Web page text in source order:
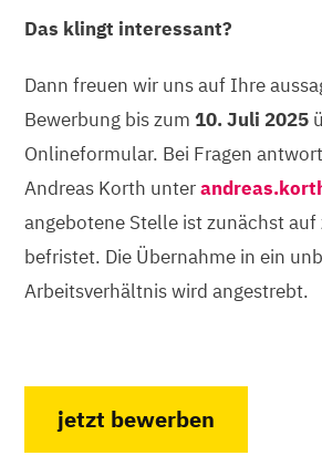
Das klingt interessant?
Dann freuen wir uns auf Ihre
Bewerbung bis zum 10. Juli 2025
Onlineformular. Bei Fragen
Andreas Korth unter
angebotene Stelle ist zunächst auf
befristet. Die Übernahme in ein
Arbeitsverhältnis wird angestrebt.
jetzt bewerben